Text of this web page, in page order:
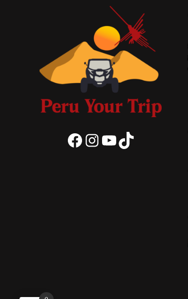
FacebookInstagramYouTube
TikTok